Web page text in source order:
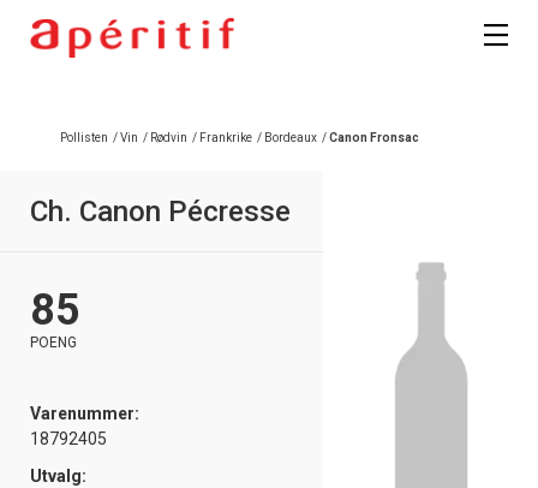
Pollisten /Vin / Rødvin / Frankrike / Bordeaux /Canon Fronsac
Ch. Canon Pécresse
85
POENG
Varenummer:
18792405
Utvalg: